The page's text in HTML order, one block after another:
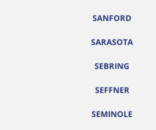
SANFORD
SARASOTA
SEBRING
SEFFNER
SEMINOLE